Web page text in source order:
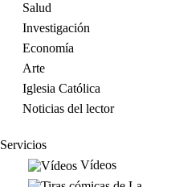
Salud
Investigación
Economía
Arte
Iglesia Católica
Noticias del lector
Servicios
Vídeos